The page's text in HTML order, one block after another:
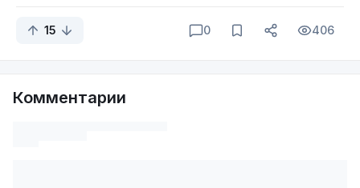
15 0 406
Комментарии